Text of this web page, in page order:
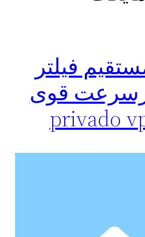
فیلتر
قوی